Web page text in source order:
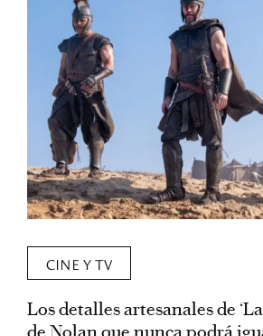
CINE Y TV
Los detalles artesanales de